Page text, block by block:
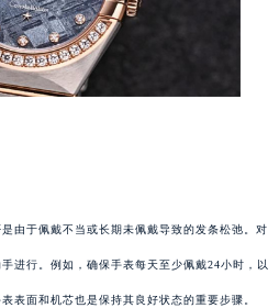
由于佩戴不当或长期未佩戴导致的发条松弛。对
进行。例如，确保手表每天至少佩戴24小时，以
表面和机芯也是保持其良好状态的重要步骤。